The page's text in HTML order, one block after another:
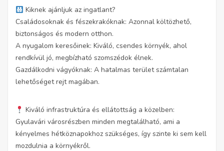
Kiknek ajánljuk az ingatlant?
Családosoknak és fészekrakóknak: Azonnal költözhető,
biztonságos és modern otthon.
A nyugalom keresőinek: Kiváló, csendes környék, ahol
rendkívül jó, megbízható szomszédok élnek.
Gazdálkodni vágyóknak: A hatalmas terület számtalan
lehetőséget rejt magában.
Kiváló infrastruktúra és ellátottság a közelben:
Gyulavári városrészben minden megtalálható, ami a
kényelmes hétköznapokhoz szükséges, így szinte ki sem kell
mozdulnia a környékről.